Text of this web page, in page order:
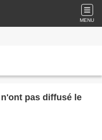
MENU
pas diffusé le